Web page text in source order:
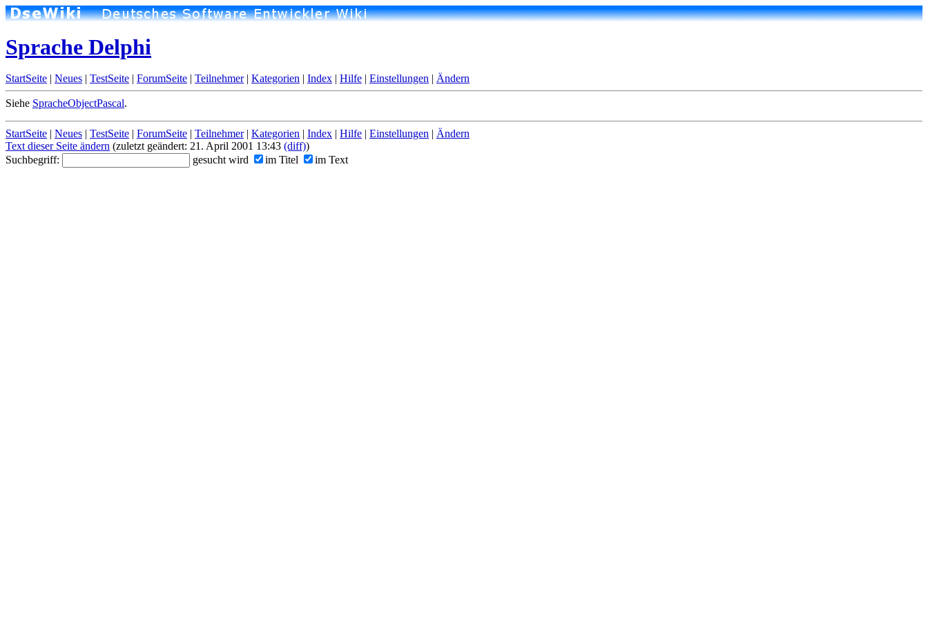
Sprache Delphi
StartSeite | Neues | TestSeite | ForumSeite | Teilnehmer| Kategorien | Index | Hilfe | Einstellungen | Ändern
Siehe SpracheObjectPascal.
StartSeite | Neues | TestSeite | ForumSeite | Teilnehmer| Kategorien | Index | Hilfe | Einstellungen | Ändern
Text dieser Seite ändern (zuletzt geändert: 21. April 2001 13:43 (diff))
Suchbegriff:
gesucht wird im Titel im Text